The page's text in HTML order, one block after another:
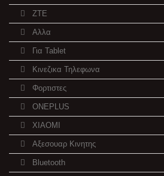
ZTE
Αλλα
Για Tablet
Κινεζικα Τηλεφωνα
Φορτιστες
ONEPLUS
XIAOMI
Αξεσουαρ Κινητης
Bluetooth